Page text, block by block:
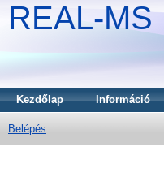
REAL-MS
Kezdőlap Információ
Belépés